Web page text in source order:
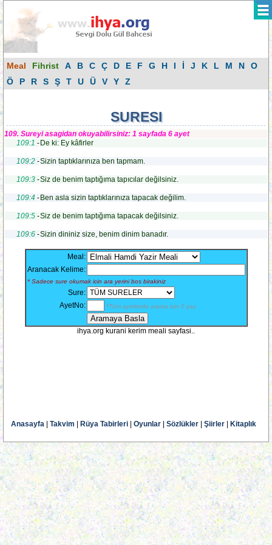
Meal Fihrist A B C Ç D E F G H I İ J K L M N
O
Ö
P R S Ş T U Ü V Y Z
SURESI
109. Sureyi asagidan okuyabilirsiniz: 1 sayfada 6 ayet
109:1 - De ki: Ey kâfirler
109:2 -Sizin taptıklarınıza ben tapmam.
109:3 -Siz de benim taptığıma tapıcılar değilsiniz.
109:4 - Ben asla sizin taptıklarınıza tapacak değilim.
109:5 -Siz de benim taptığıma tapacak değilsiniz.
109:6 -Sizin dininiz size, benim dinim banadır.
Meal:
Aranacak Kelime:
* Sadece sure okumak icin ara yerini bos birakiniz
Sure:
AyetNo:
*Tüm ayetlerde arama icin 0 yaz
ihya.org kurani kerim meali sayfasi..
Anasayfa Takvim Rüya Tabirleri Oyunlar Sözlükler Şiirler Kitaplık